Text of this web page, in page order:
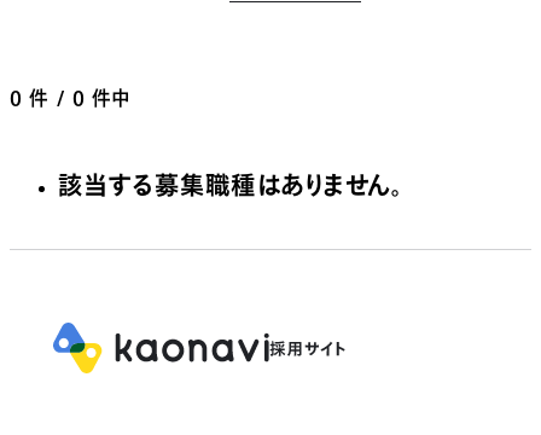
0 件 / 0 件中
該当する募集職種はありません。